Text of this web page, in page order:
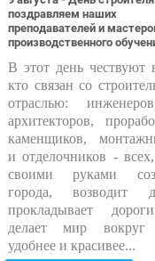
поздравляем наших
преподавателей и
производственного
В этот день чествуют
кто связан со
отраслью:
архитекторов,
каменщиков,
и отделочников -
своими руками
города, возводит
прокладывает
делает мир вокруг
удобнее и красивее...